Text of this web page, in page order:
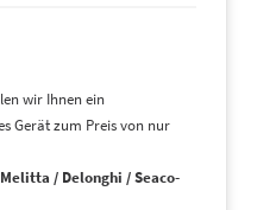
wir Ihnen ein
Gerät zum Preis von nur
/ Delonghi / Seaco-